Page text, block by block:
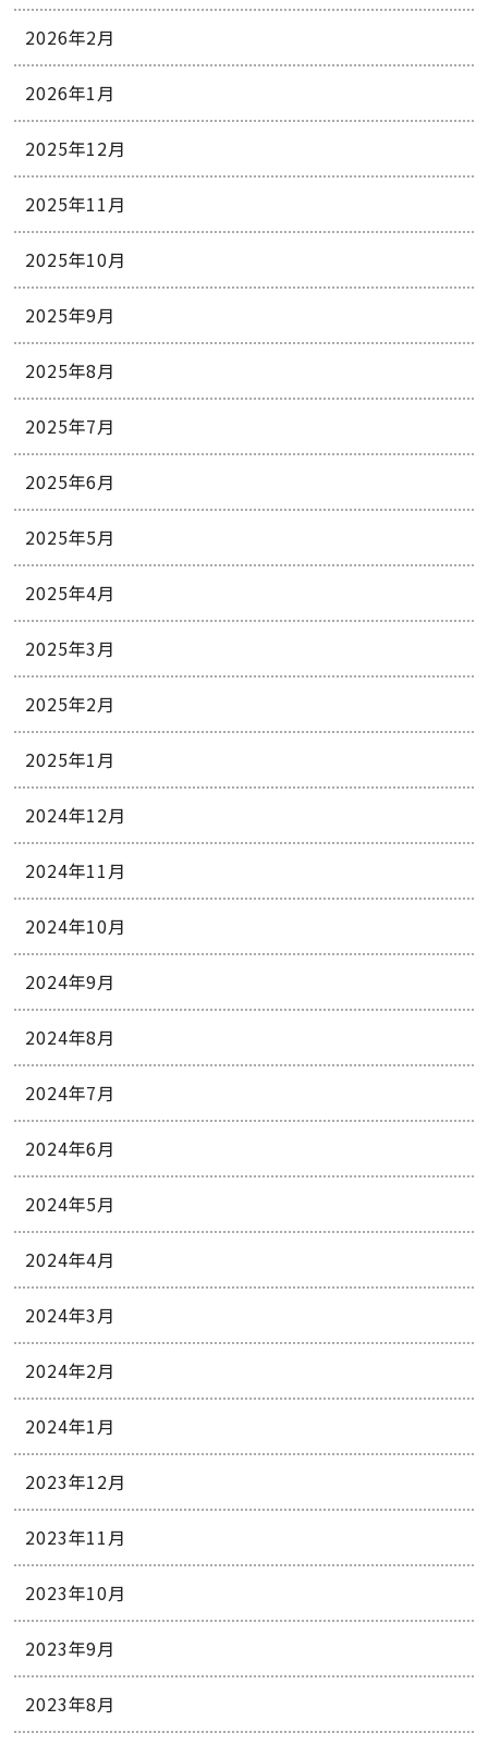
2026年2月
2026年1月
2025年12月
2025年11月
2025年10月
2025年9月
2025年8月
2025年7月
2025年6月
2025年5月
2025年4月
2025年3月
2025年2月
2025年1月
2024年12月
2024年11月
2024年10月
2024年9月
2024年8月
2024年7月
2024年6月
2024年5月
2024年4月
2024年3月
2024年2月
2024年1月
2023年12月
2023年11月
2023年10月
2023年9月
2023年8月